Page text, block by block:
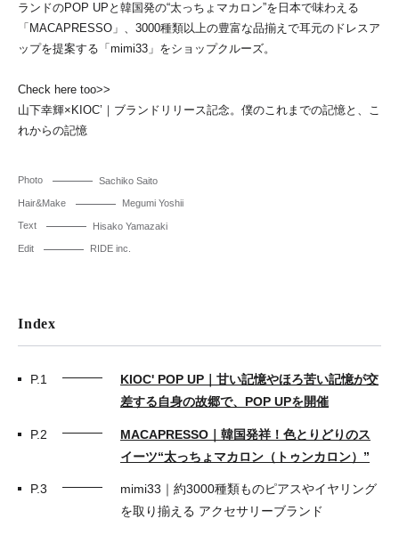
ランドのPOP UPと韓国発の“太っちょマカロン”を日本で味わえる
「MACAPRESSO」、3000種類以上の豊富な品揃えで耳元のドレスア
ップを提案する「mimi33」をショップクルーズ。
Check here too>>
山下幸輝×KIOC’｜ブランドリリース記念。僕のこれまでの記憶と、こ
れからの記憶
Photo Sachiko Saito
Hair&Make Megumi Yoshii
Text Hisako Yamazaki
Edit RIDE inc.
Index
P.1
KIOC' POP UP｜甘い記憶やほろ苦い記憶が交
差する自身の故郷で、POP UPを開催
P.2
MACAPRESSO｜韓国発祥！色とりどりのス
イーツ“太っちょマカロン（トゥンカロン）”
P.3
mimi33｜約3000種類ものピアスやイヤリング
を取り揃える アクセサリーブランド